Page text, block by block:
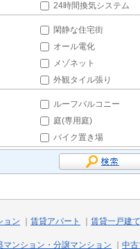
24時間換気システム
閑静な住宅街
オール電化
メゾネット
外観タイル張り
ルーフバルコニー
庭(専用庭)
バイク置き場
ョン 賃貸アパート 賃貸一戸建て
マンション・分譲マンション 中